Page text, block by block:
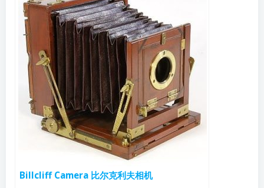
Billcliff Camera 比尔克利夫相机